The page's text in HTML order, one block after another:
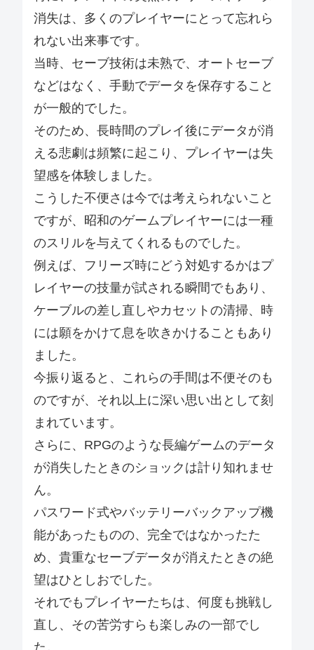
消失は、多くのプレイヤーにとって忘れら
れない出来事です。
当時、セーブ技術は未熟で、オートセーブ
などはなく、手動でデータを保存すること
が一般的でした。
そのため、長時間のプレイ後にデータが消
える悲劇は頻繁に起こり、プレイヤーは失
望感を体験しました。
こうした不便さは今では考えられないこと
ですが、昭和のゲームプレイヤーには一種
のスリルを与えてくれるものでした。
例えば、フリーズ時にどう対処するかはプ
レイヤーの技量が試される瞬間でもあり、
ケーブルの差し直しやカセットの清掃、時
には願をかけて息を吹きかけることもあり
ました。
今振り返ると、これらの手間は不便そのも
のですが、それ以上に深い思い出として刻
まれています。
さらに、RPGのような長編ゲームのデータ
が消失したときのショックは計り知れませ
ん。
パスワード式やバッテリーバックアップ機
能があったものの、完全ではなかったた
め、貴重なセーブデータが消えたときの絶
望はひとしおでした。
それでもプレイヤーたちは、何度も挑戦し
直し、その苦労すらも楽しみの一部でし
た。